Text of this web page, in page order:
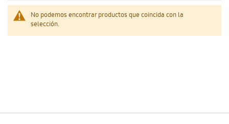
No podemos encontrar productos que coincida con la
selección.